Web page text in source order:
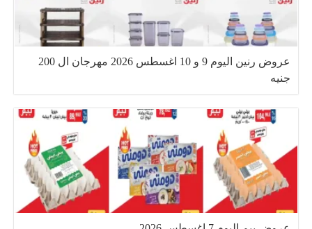
عروض رنين اليوم 9 و 10 اغسطس 2026 مهرجان ال 200
جنيه